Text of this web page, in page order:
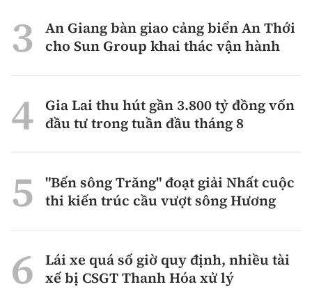
An Giang bàn giao cảng biển An Thới
cho Sun Group khai thác vận hành
Gia Lai thu hút gần 3.800 tỷ đồng vốn
đầu tư trong tuần đầu tháng 8
"Bến sông Trăng" đoạt giải Nhất cuộc
thi kiến trúc cầu vượt sông Hương
Lái xe quá số giờ quy định, nhiều tài
xế bị CSGT Thanh Hóa xử lý